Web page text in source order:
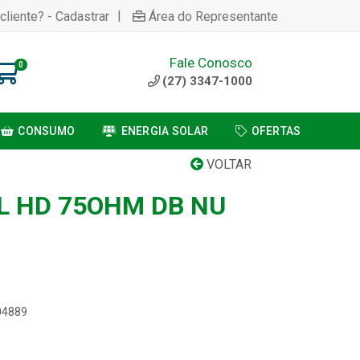
- Cadastrar | Área do Representante
0 Fale Conosco
(27) 3347-1000
CONSUMO ENERGIA SOLAR OFERTAS
VOLTAR
HD 75OHM DB NU